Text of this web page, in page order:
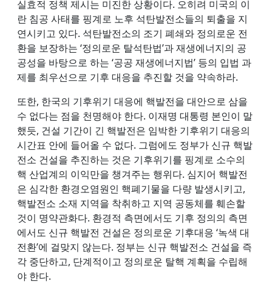
실효적 정책 제시는 미진한 상황이다. 오히려 미국의 이
란 침공 사태를 핑계로 노후 석탄발전소들의 퇴출을 지
연시키고 있다. 석탄발전소의 조기 폐쇄와 정의로운 전
환을 보장하는 ‘정의로운 탈석탄법’과 재생에너지의 공
공성을 바탕으로 하는 ‘공공 재생에너지법’ 등의 입법 과
제를 최우선으로 기후 대응을 추진할 것을 약속하라.
또한, 한국의 기후위기 대응에 핵발전을 대안으로 삼을
수 없다는 점을 천명해야 한다. 이재명 대통령 본인이 말
했듯, 건설 기간이 긴 핵발전은 임박한 기후위기 대응의
시간표 안에 들어올 수 없다. 그럼에도 정부가 신규 핵발
전소 건설을 추진하는 것은 기후위기를 핑계로 소수의
핵 산업계의 이익만을 챙겨주는 행위다. 심지어 핵발전
은 심각한 환경오염원인 핵폐기물을 다량 발생시키고,
핵발전소 소재 지역을 착취하고 지역 공동체를 훼손할
것이 명약관화다. 환경적 측면에서도 기후 정의의 측면
에서도 신규 핵발전 건설은 정의로운 기후대응 ‘녹색 대
전환’에 걸맞지 않는다. 정부는 신규 핵발전소 건설을 즉
각 중단하고, 단계적이고 정의로운 탈핵 계획을 수립해
야 한다.